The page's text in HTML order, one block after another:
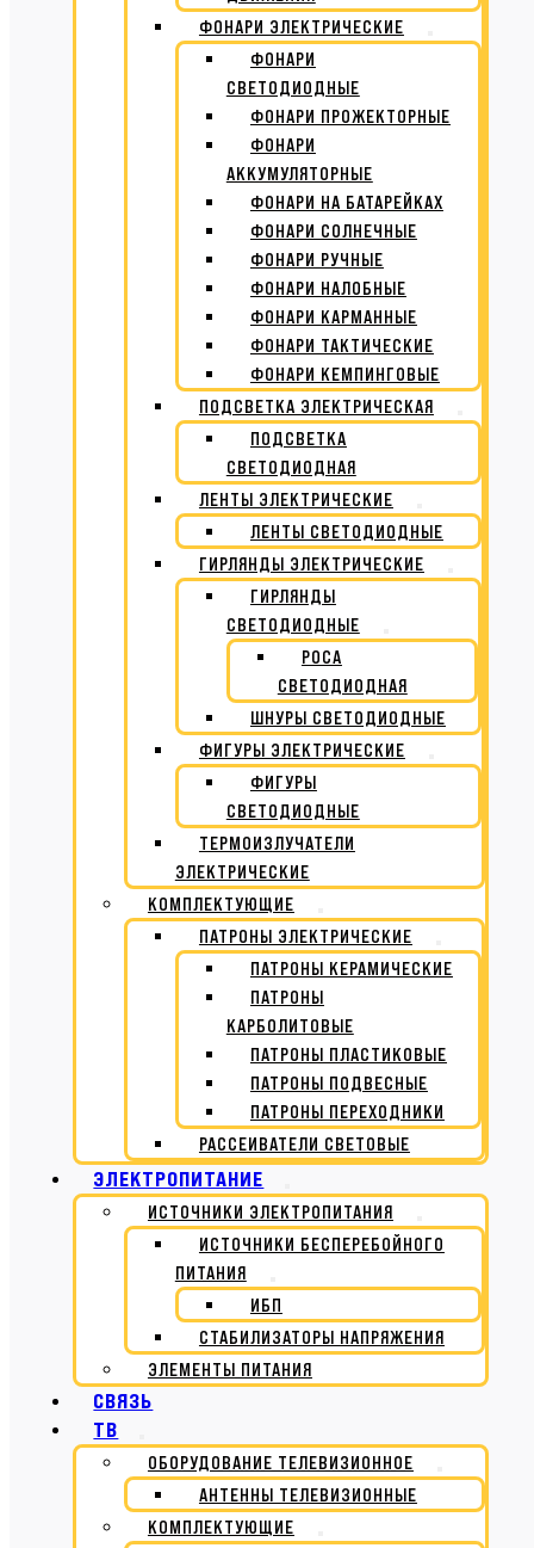
ФОНАРИ ЭЛЕКТРИЧЕСКИЕ
ФОНАРИ
СВЕТОДИОДНЫЕ
ФОНАРИ ПРОЖЕКТОРНЫЕ
ФОНАРИ
АККУМУЛЯТОРНЫЕ
ФОНАРИ НА БАТАРЕЙКАХ
ФОНАРИ СОЛНЕЧНЫЕ
ФОНАРИ РУЧНЫЕ
ФОНАРИ НАЛОБНЫЕ
ФОНАРИ КАРМАННЫЕ
ФОНАРИ ТАКТИЧЕСКИЕ
ФОНАРИ КЕМПИНГОВЫЕ
ПОДСВЕТКА ЭЛЕКТРИЧЕСКАЯ
ПОДСВЕТКА
СВЕТОДИОДНАЯ
ЛЕНТЫ ЭЛЕКТРИЧЕСКИЕ
ЛЕНТЫ СВЕТОДИОДНЫЕ
ГИРЛЯНДЫ ЭЛЕКТРИЧЕСКИЕ
ГИРЛЯНДЫ
СВЕТОДИОДНЫЕ
РОСА
СВЕТОДИОДНАЯ
ШНУРЫ СВЕТОДИОДНЫЕ
ФИГУРЫ ЭЛЕКТРИЧЕСКИЕ
ФИГУРЫ
СВЕТОДИОДНЫЕ
ТЕРМОИЗЛУЧАТЕЛИ
ЭЛЕКТРИЧЕСКИЕ
КОМПЛЕКТУЮЩИЕ
ПАТРОНЫ ЭЛЕКТРИЧЕСКИЕ
ПАТРОНЫ КЕРАМИЧЕСКИЕ
ПАТРОНЫ
КАРБОЛИТОВЫЕ
ПАТРОНЫ ПЛАСТИКОВЫЕ
ПАТРОНЫ ПОДВЕСНЫЕ
ПАТРОНЫ ПЕРЕХОДНИКИ
РАССЕИВАТЕЛИ СВЕТОВЫЕ
ЭЛЕКТРОПИТАНИЕ
ИСТОЧНИКИ ЭЛЕКТРОПИТАНИЯ
ИСТОЧНИКИ БЕСПЕРЕБОЙНОГО
ПИТАНИЯ
ИБП
СТАБИЛИЗАТОРЫ НАПРЯЖЕНИЯ
ЭЛЕМЕНТЫ ПИТАНИЯ
СВЯЗЬ
ТВ
ОБОРУДОВАНИЕ ТЕЛЕВИЗИОННОЕ
АНТЕННЫ ТЕЛЕВИЗИОННЫЕ
КОМПЛЕКТУЮЩИЕ